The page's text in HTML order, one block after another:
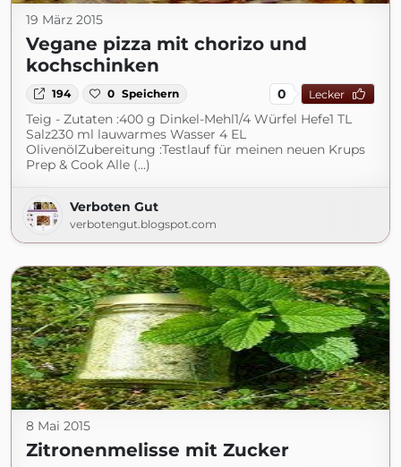
19 März 2015
Vegane pizza mit chorizo und
kochschinken
194 0 Speichern 0 Lecker
Teig - Zutaten :400 g Dinkel-Mehl1/4 Würfel Hefe1 TL
Salz230 ml lauwarmes Wasser 4 EL
OlivenölZubereitung :Testlauf für meinen neuen Krups
Prep & Cook Alle (...)
Verboten Gut
verbotengut.blogspot.com
8 Mai 2015
Zitronenmelisse mit Zucker